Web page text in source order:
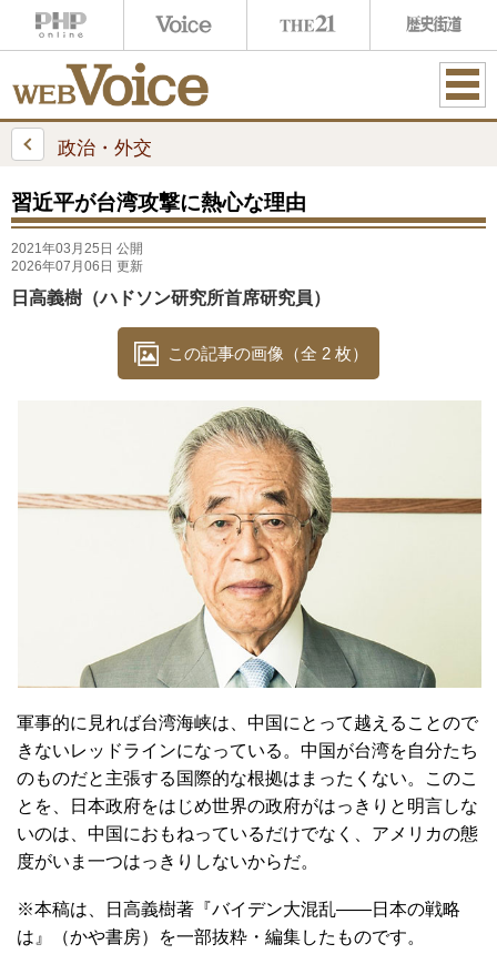
ME
政治・外交
習近平が台湾攻撃に熱心な理由
2021年03月25日 公開
2026年07月06日 更新
日高義樹（ハドソン研究所首席研究員）
この記事の画像（全 2 枚）
軍事的に見れば台湾海峡は、中国にとって越えることので
きないレッドラインになっている。中国が台湾を自分たち
のものだと主張する国際的な根拠はまったくない。このこ
とを、日本政府をはじめ世界の政府がはっきりと明言しな
いのは、中国におもねっているだけでなく、アメリカの態
度がいま一つはっきりしないからだ。
※本稿は、日高義樹著『バイデン大混乱――日本の戦略
は』（かや書房）を一部抜粋・編集したものです。